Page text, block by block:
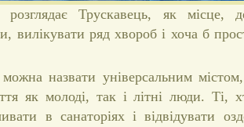
розглядає Трускавець, як місце,
вилікувати ряд хвороб і хоча б
можна назвати універсальним
як молоді, так і літні люди. Ті,
в санаторіях і відвідувати